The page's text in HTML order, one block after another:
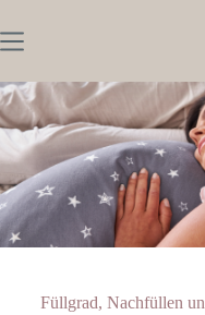
Füllgrad, Nachfüllen